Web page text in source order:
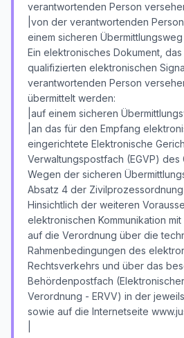
verantwortenden Person
|von der verantwortenden
einem sicheren
Ein elektronisches Dokument,
qualifizierten elektronischen
verantwortenden Person
übermittelt werden:
|auf einem sicheren
|an das für den Empfang
eingerichtete Elektronische
Verwaltungspostfach (EGVP) des
Wegen der sicheren
Absatz 4 der
Hinsichtlich der weiteren
elektronischen Kommunikation
auf die Verordnung über die
Rahmenbedingungen des
Rechtsverkehrs und über das
Behördenpostfach
Verordnung - ERVV) in der
sowie auf die Internetseite